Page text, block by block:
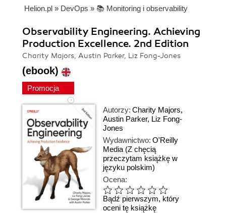
Helion.pl » DevOps » 📚 Monitoring i observability
Observability Engineering. Achieving
Production Excellence. 2nd Edition
Charity Majors, Austin Parker, Liz Fong-Jones
(ebook)
Promocja
Autorzy: Charity Majors,
Austin Parker, Liz Fong-
Jones
Wydawnictwo: O'Reilly
Media (Z chęcią
przeczytam książkę w
języku polskim)
Ocena:
Bądź pierwszym, który
oceni tę książkę